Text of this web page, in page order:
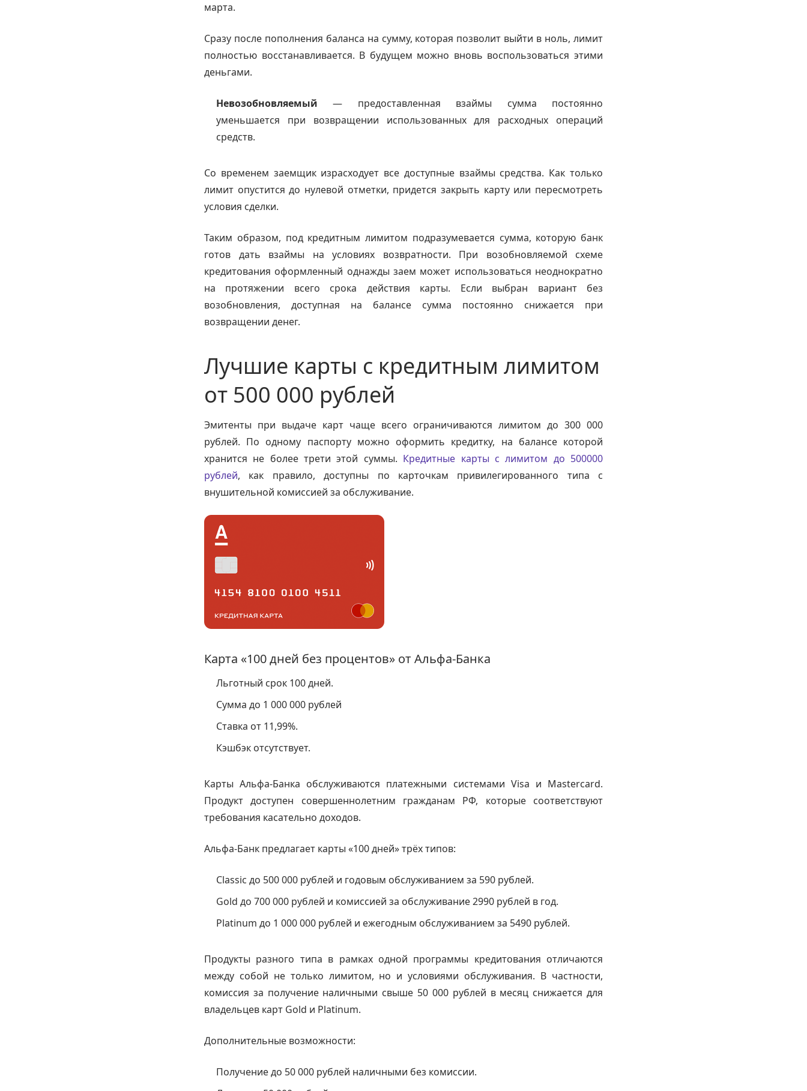
марта.
Сразу после пополнения баланса на сумму, которая позволит выйти в ноль, лимит
полностью восстанавливается. В будущем можно вновь воспользоваться этими
деньгами.
Невозобновляемый— предоставленная взаймы сумма постоянно
уменьшается при возвращении использованных для расходных операций
средств.
Со временем заемщик израсходует все доступные взаймы средства. Как только
лимит опустится до нулевой отметки, придется закрыть карту или пересмотреть
условия сделки.
Таким образом, под кредитным лимитом подразумевается сумма, которую банк
готов дать взаймы на условиях возвратности. При возобновляемой схеме
кредитования оформленный однажды заем может использоваться неоднократно
на протяжении всего срока действия карты. Если выбран вариант без
возобновления, доступная на балансе сумма постоянно снижается при
возвращении денег.
Лучшие карты с кредитным лимитом
от 500 000 рублей
Эмитенты при выдаче карт чаще всего ограничиваются лимитом до 300 000
рублей. По одному паспорту можно оформить кредитку, на балансе которой
хранится не более трети этой суммы. Кредитные карты с лимитом до 500000
рублей, как правило, доступны по карточкам привилегированного типа с
внушительной комиссией за обслуживание.
Карта «100 дней без процентов» от Альфа-Банка
Льготный срок 100 дней.
Сумма до 1 000 000 рублей
Ставка от 11,99%.
Кэшбэк отсутствует.
Карты Альфа-Банка обслуживаются платежными системами Visa и Mastercard.
Продукт доступен совершеннолетним гражданам РФ, которые соответствуют
требования касательно доходов.
Альфа-Банк предлагает карты «100 дней» трёх типов:
Classic до 500 000 рублей и годовым обслуживанием за 590 рублей.
Gold до 700 000 рублей и комиссией за обслуживание 2990 рублей в год.
Platinum до 1 000 000 рублей и ежегодным обслуживанием за 5490 рублей.
Продукты разного типа в рамках одной программы кредитования отличаются
между собой не только лимитом, но и условиями обслуживания. В частности,
комиссия за получение наличными свыше 50 000 рублей в месяц снижается для
владельцев карт Gold и Platinum.
Дополнительные возможности:
Получение до 50 000 рублей наличными без комиссии.